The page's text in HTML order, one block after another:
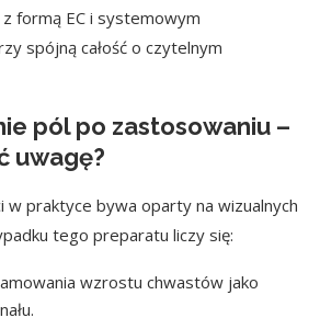
formą EC i systemowym
spójną całość o czytelnym
pól po zastosowaniu –
uwagę?
w praktyce bywa oparty na wizualnych
tego preparatu liczy się:
wzrostu chwastów jako